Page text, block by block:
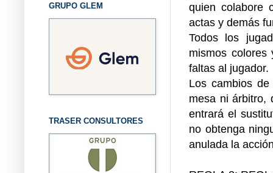
quien colabore
actas y demás
Todos los
mismos
faltas al jugador.
Los cambios
mesa ni árbitro,
entrará el
no obtenga
anulada la
GRUPO GLEM
TRASER CONSULTORES